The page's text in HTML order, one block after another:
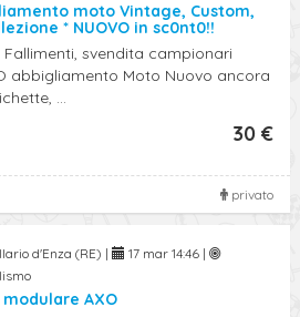
moto Vintage, Custom,
* NUOVO in sc0nt0!!
Fallimenti, svendita campionari
abbigliamento Moto Nuovo ancora
...
30 €
privato
d'Enza (RE) |
17 mar 14:46 |
modulare AXO